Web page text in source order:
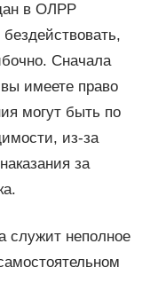
в ОЛРР
Сначала
имеете право
могут быть по
из-за
за
служит неполное